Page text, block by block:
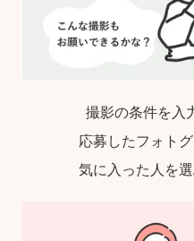
撮影の条件を入
応募したフォト
気に入った人を